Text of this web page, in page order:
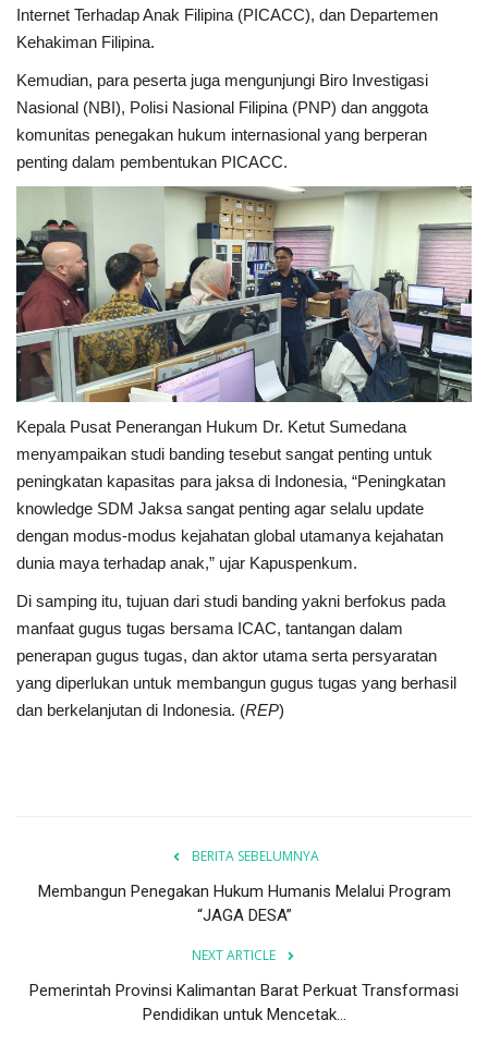
Perempuan/Anak
Internet Terhadap Anak Filipina (PICACC), dan Departemen
Kehakiman Filipina.
Kemudian, para peserta juga mengunjungi Biro Investigasi
Nasional (NBI), Polisi Nasional Filipina (PNP) dan anggota
komunitas penegakan hukum internasional yang berperan
penting dalam pembentukan PICACC.
Kepala Pusat Penerangan Hukum Dr. Ketut Sumedana
menyampaikan studi banding tesebut sangat penting untuk
peningkatan kapasitas para jaksa di Indonesia, “Peningkatan
knowledge SDM Jaksa sangat penting agar selalu update
dengan modus-modus kejahatan global utamanya kejahatan
dunia maya terhadap anak,” ujar Kapuspenkum.
Di samping itu, tujuan dari studi banding yakni berfokus pada
manfaat gugus tugas bersama ICAC, tantangan dalam
penerapan gugus tugas, dan aktor utama serta persyaratan
yang diperlukan untuk membangun gugus tugas yang berhasil
dan berkelanjutan di Indonesia. (REP)
BERITA SEBELUMNYA
Membangun Penegakan Hukum Humanis Melalui Program
“JAGA DESA”
NEXT ARTICLE
Pemerintah Provinsi Kalimantan Barat Perkuat Transformasi
Pendidikan untuk Mencetak...